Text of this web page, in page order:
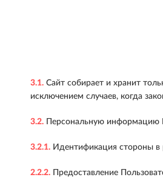
3.1. Сайт собирает и хранит
исключением случаев, когда
3.2. Персональную информацию
3.2.1. Идентификация стороны в
2.2.2. Предоставление